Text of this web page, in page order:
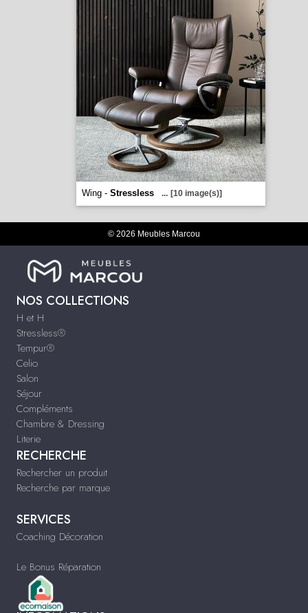
Wing - Stressless ... [10 image(s)]
© 2026 Meubles Marcou
NOS COLLECTIONS
H et H
Stressless®
Tempur®
Celio
Salon
Séjour
Compléments
Chambre & Dressing
Literie
RECHERCHE
Rechercher un produit
Recherche par marque
SERVICES
Coaching Décoration
Le Bonus Réparation